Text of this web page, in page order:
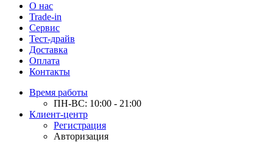
О нас
Trade-in
Сервис
Тест-драйв
Доставка
Оплата
Контакты
Время работы
ПН-ВС: 10:00 - 21:00
Клиент-центр
Регистрация
Авторизация